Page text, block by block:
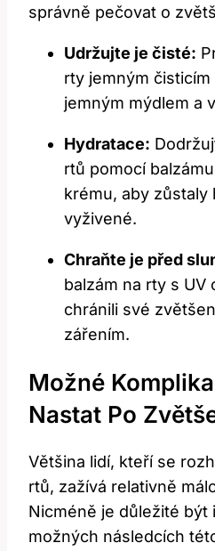
správně pečovat o
Udržujte je čisté:
rty jemným
jemným mýdlem a
Hydratace:
rtů pomocí
krému, aby zůstaly
vyživené.
Chraňte je před
balzám na rty s UV
chránili své
zářením.
Možné
Nastat Po
Většina lidí, kteří se
rtů, zažívá relativně
Nicméně je důležité být
možných následcích